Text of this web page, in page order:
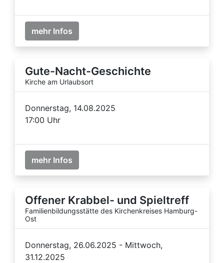
mehr Infos
Gute-Nacht-Geschichte
Kirche am Urlaubsort
Donnerstag, 14.08.2025
17:00 Uhr
mehr Infos
Offener Krabbel- und Spieltreff
Familienbildungsstätte des Kirchenkreises Hamburg-
Ost
Donnerstag, 26.06.2025 - Mittwoch,
31.12.2025